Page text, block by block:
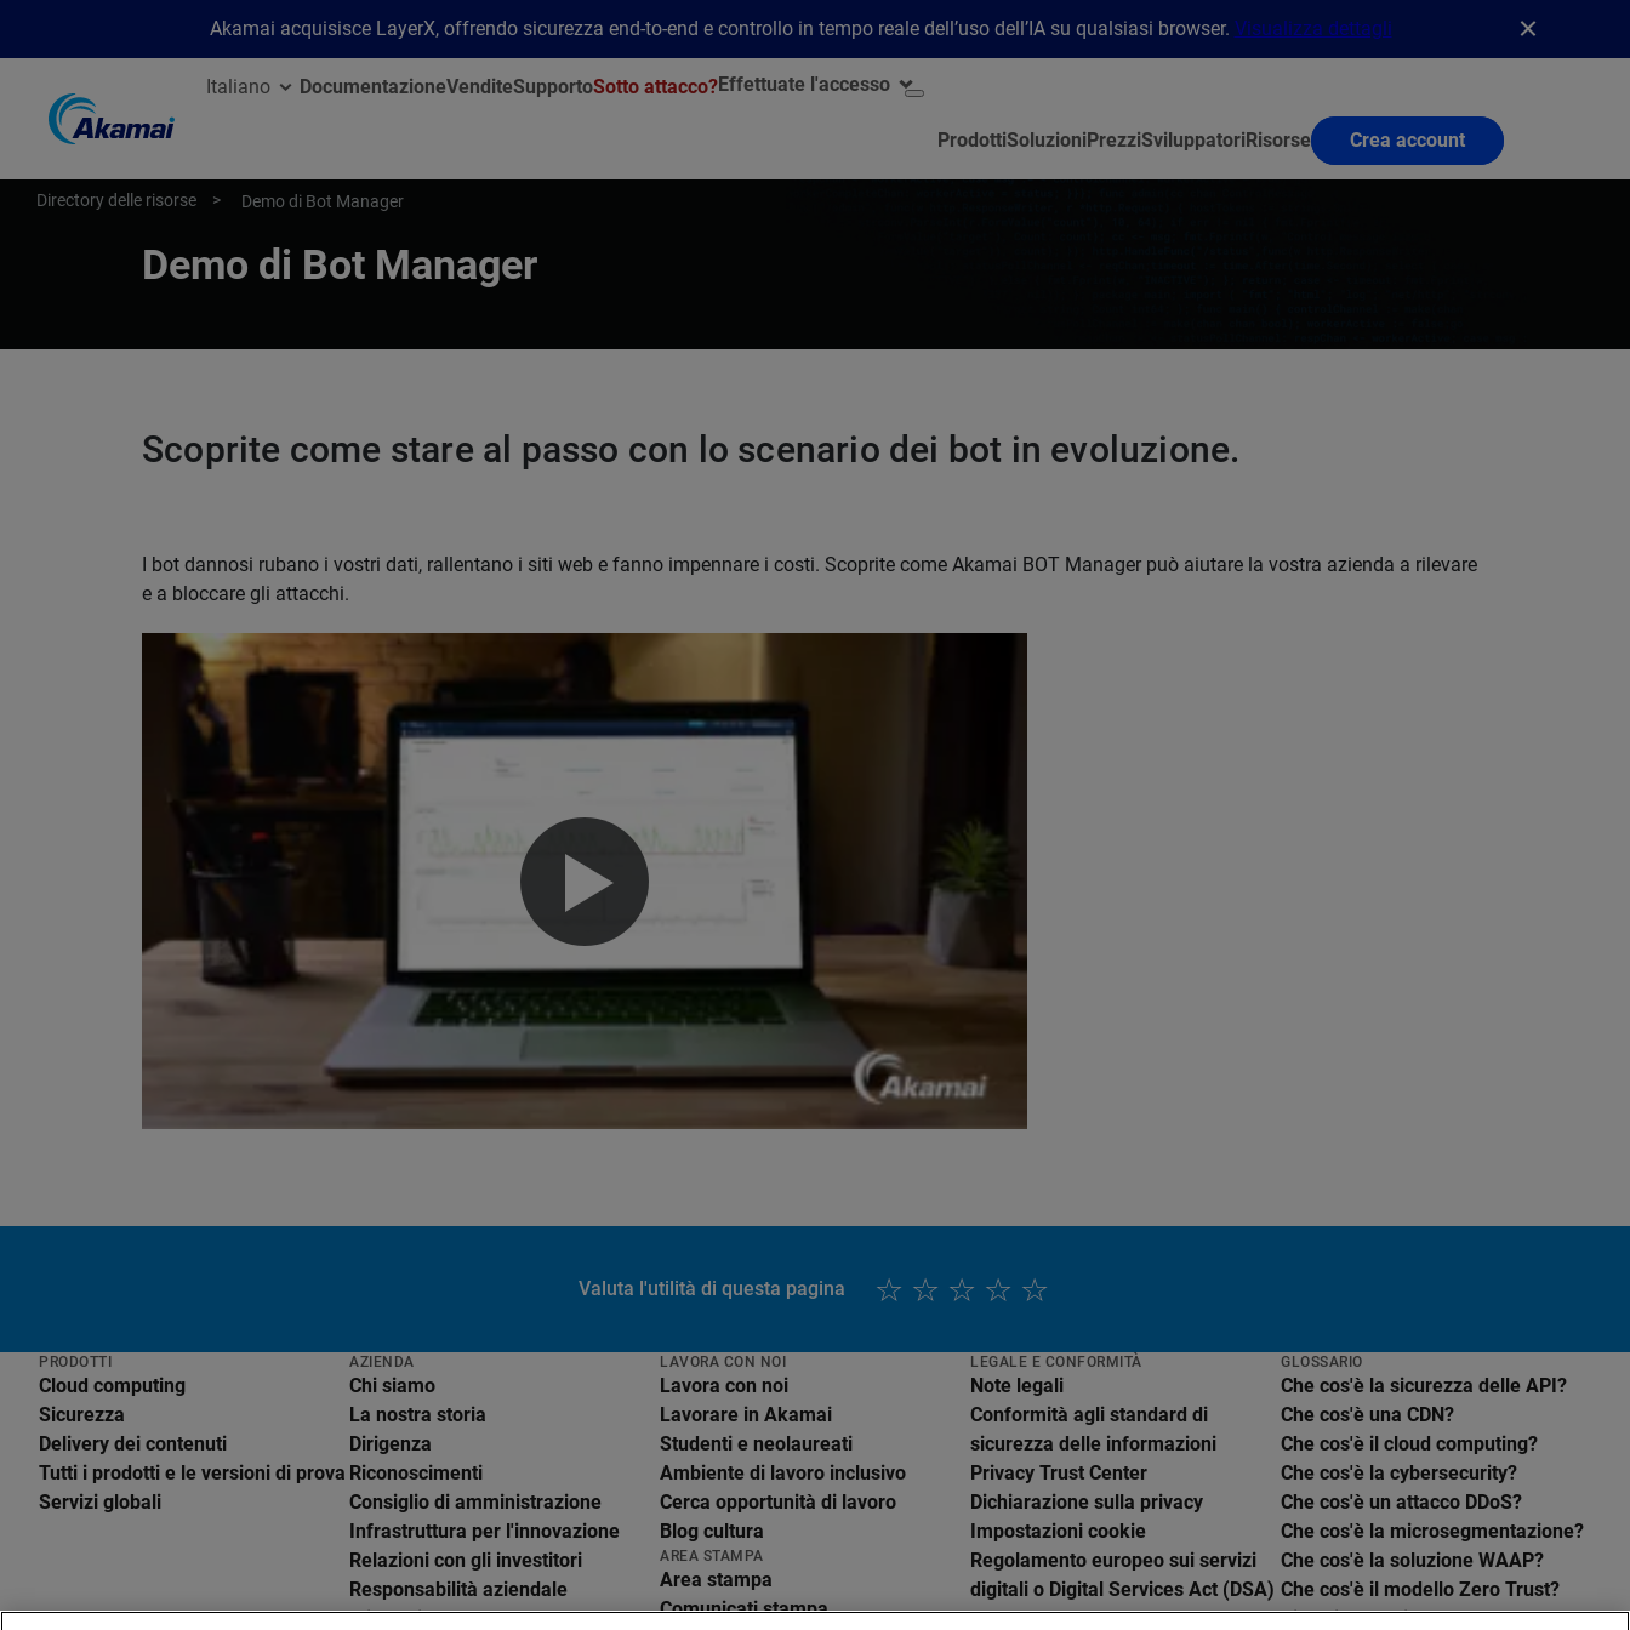
Akamai acquisisce LayerX, offrendo sicurezza end-to-end e controllo in tempo reale dell’uso dell’IA su qualsiasi browser. Visualizza dettagli
Italiano DocumentazioneVenditeSupportoSotto attacco?Effettuate l'accesso
ProdottiSoluzioniPrezziSviluppatoriRisorse Crea account
Directory delle risorse Demo di Bot Manager
Demo di Bot Manager
Scoprite come stare al passo con lo scenario dei bot in evoluzione.
I bot dannosi rubano i vostri dati, rallentano i siti web e fanno impennare i costi. Scoprite come Akamai BOT Manager può aiutare la vostra azienda a rilevare
e a bloccare gli attacchi.
Valuta l'utilità di questa pagina
PRODOTTI
Cloud computing
Sicurezza
Delivery dei contenuti
Tutti i prodotti e le versioni di prova
Servizi globali
AZIENDA
Chi siamo
La nostra storia
Dirigenza
Riconoscimenti
Consiglio di amministrazione
Infrastruttura per l'innovazione
Relazioni con gli investitori
Responsabilità aziendale
Etica aziendale
LAVORA CON NOI
Lavora con noi
Lavorare in Akamai
Studenti e neolaureati
Ambiente di lavoro inclusivo
Cerca opportunità di lavoro
Blog cultura
AREA STAMPA
Area stampa
Comunicati stampa
LEGALE E CONFORMITÀ
Note legali
Conformità agli standard di
sicurezza delle informazioni
Privacy Trust Center
Dichiarazione sulla privacy
Impostazioni cookie
Regolamento europeo sui servizi
digitali o Digital Services Act (DSA)
GLOSSARIO
Che cos'è la sicurezza delle API?
Che cos'è una CDN?
Che cos'è il cloud computing?
Che cos'è la cybersecurity?
Che cos'è un attacco DDoS?
Che cos'è la microsegmentazione?
Che cos'è la soluzione WAAP?
Che cos'è il modello Zero Trust?
Visualizza tutti
English
Deutsch
Español
Français